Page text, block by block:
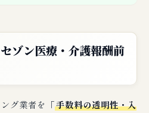
ゾン医療・介護報酬前
グ業者を「手数料の透明性・入